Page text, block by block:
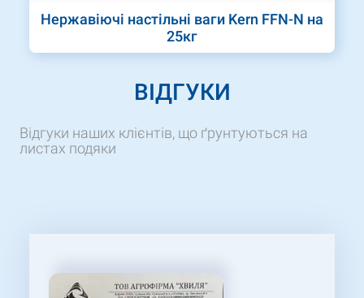
Нержавіючі настільні ваги Kern FFN-N на
25кг
ВІДГУКИ
Відгуки наших клієнтів, що ґрунтуються на
листах подяки